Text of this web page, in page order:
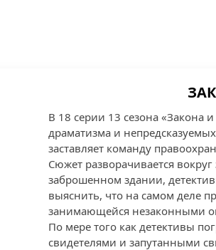
В 18 серии 13 сезона «Закона
драматизма и
заставляет команду
Сюжет разворачивается
заброшенном здании,
выяснить, что на самом деле
занимающейся незаконными
По мере того как детективы
свидетелями и запутанными